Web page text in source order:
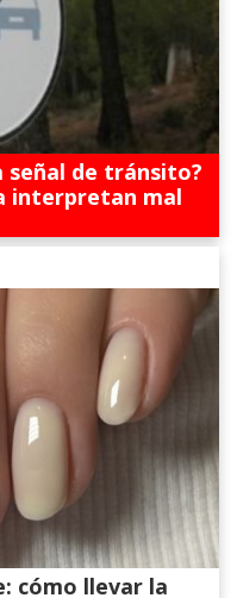
señal de tránsito?
interpretan mal
cómo llevar la